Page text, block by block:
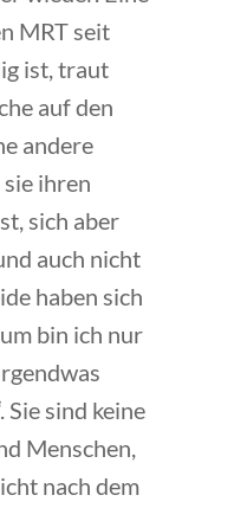
MRT seit
ist, traut
auf den
andere
ihren
sich aber
auch nicht
haben sich
bin ich nur
Sie sind keine
Menschen,
nach dem